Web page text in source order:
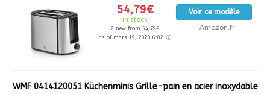
54,79€
in stock
2 new from 54,79€
as of mars 19, 2020 6:02
Voir ce modèle
Amazon.fr
WMF 0414120051 Küchenminis Grille-pain en acier inoxydable